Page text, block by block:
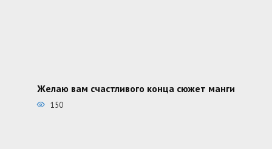
Желаю вам счастливого конца сюжет манги
150